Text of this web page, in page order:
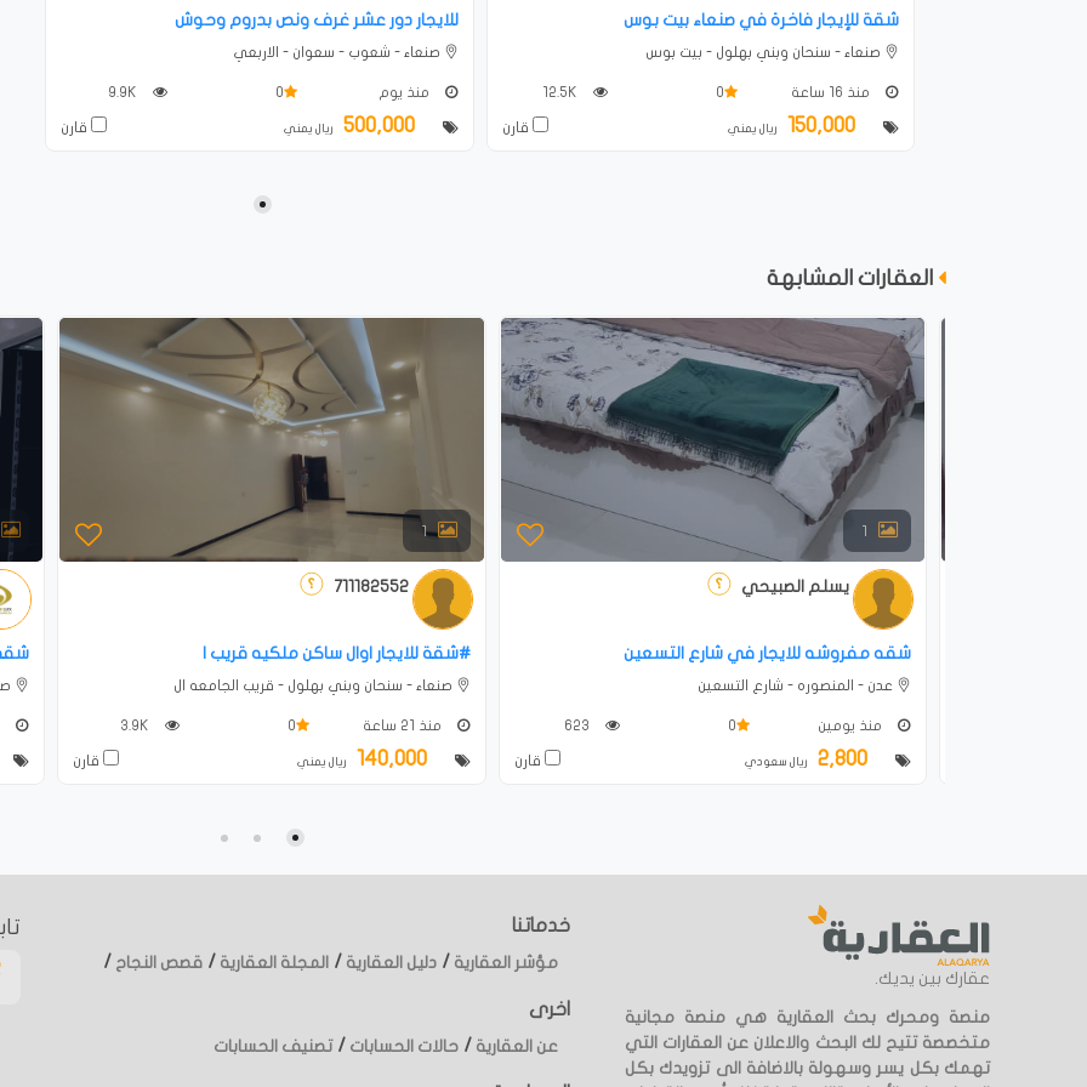
للايجار دور عشر غرف ونص بدروم وحوش
صنعاء - شعوب - سعوان - الاربعي
منذ يوم 0
500,000 ريال يمني قارن
شقة للإيجار فاخرة في صنعاء بيت بوس
صنعاء - سنحان وبني بهلول - بيت بوس
منذ 16 ساعة 0
150,000 ريال يمني قارن
العقارات المشابهة
1
711182552
#شقة للايجار اوال ساكن ملكيه قريب ا
صنعاء - سنحان وبني بهلول - قريب الجامعه ال
منذ 21 ساعة 0
140,000 ريال يمني قارن
يسلم الصبيحي
شقه مفروشه للايجار في شارع التسعين
عدن - المنصوره - شارع التسعين
منذ يومين 0
2,800 ريال سعودي قارن
عقارك بين يديك.
منصة ومحرك بحث العقارية هي منصة مجانية
متخصصة تتيح لك البحث والاعلان عن العقارات التي
تهمك بكل يسر وسهولة بالاضافة الى تزويدك بكل
خدماتنا
مؤشر العقارية / دليل العقارية / المجلة العقارية / قصص النجاح /
اخرى
عن العقارية / حالات الحسابات /تصنيف الحسابات